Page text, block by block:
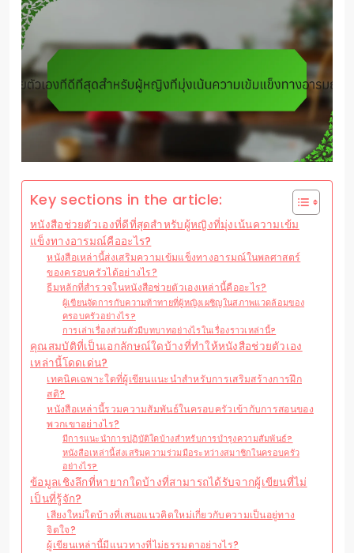
Key sections in the article:
หนังสือช่วยตัวเองที่ดีที่สุดสำหรับผู้หญิงที่มุ่งเน้นความเข้ม
แข็งทางอารมณ์คืออะไร?
หนังสือเหล่านี้ส่งเสริมความเข้มแข็งทางอารมณ์ในพลศาสตร์
ของครอบครัวได้อย่างไร?
ธีมหลักที่สำรวจในหนังสือช่วยตัวเองเหล่านี้คืออะไร?
ผู้เขียนจัดการกับความท้าทายที่ผู้หญิงเผชิญในสภาพแวดล้อมของ
ครอบครัวอย่างไร?
การเล่าเรื่องส่วนตัวมีบทบาทอย่างไรในเรื่องราวเหล่านี้?
คุณสมบัติที่เป็นเอกลักษณ์ใดบ้างที่ทำให้หนังสือช่วยตัวเอง
เหล่านี้โดดเด่น?
เทคนิคเฉพาะใดที่ผู้เขียนแนะนำสำหรับการเสริมสร้างการฝึก
สติ?
หนังสือเหล่านี้รวมความสัมพันธ์ในครอบครัวเข้ากับการสอนของ
พวกเขาอย่างไร?
มีการแนะนำการปฏิบัติใดบ้างสำหรับการบำรุงความสัมพันธ์?
หนังสือเหล่านี้ส่งเสริมความร่วมมือระหว่างสมาชิกในครอบครัว
อย่างไร?
ข้อมูลเชิงลึกที่หายากใดบ้างที่สามารถได้รับจากผู้เขียนที่ไม่
เป็นที่รู้จัก?
เสียงใหม่ใดบ้างที่เสนอแนวคิดใหม่เกี่ยวกับความเป็นอยู่ทาง
จิตใจ?
ผู้เขียนเหล่านี้มีแนวทางที่ไม่ธรรมดาอย่างไร?